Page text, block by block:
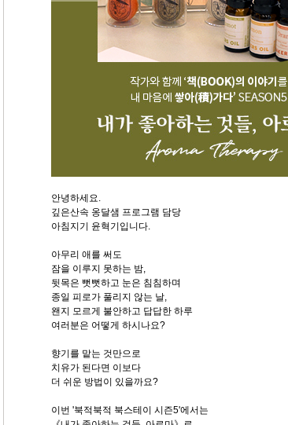
안녕하세요.
깊은산속 옹달샘 프로그램 담당
아침지기 윤혁기입니다.
아무리 애를 써도
잠을 이루지 못하는 밤,
뒷목은 뻣뻣하고 눈은 침침하며
종일 피로가 풀리지 않는 날,
왠지 모르게 불안하고 답답한 하루
여러분은 어떻게 하시나요?
향기를 맡는 것만으로
치유가 된다면 이보다
더 쉬운 방법이 있을까요?
이번 '북적북적 북스테이 시즌5'에서는